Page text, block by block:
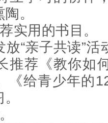
。
用的书目。
亲子共读”活
推荐《教你如
《给青少年的